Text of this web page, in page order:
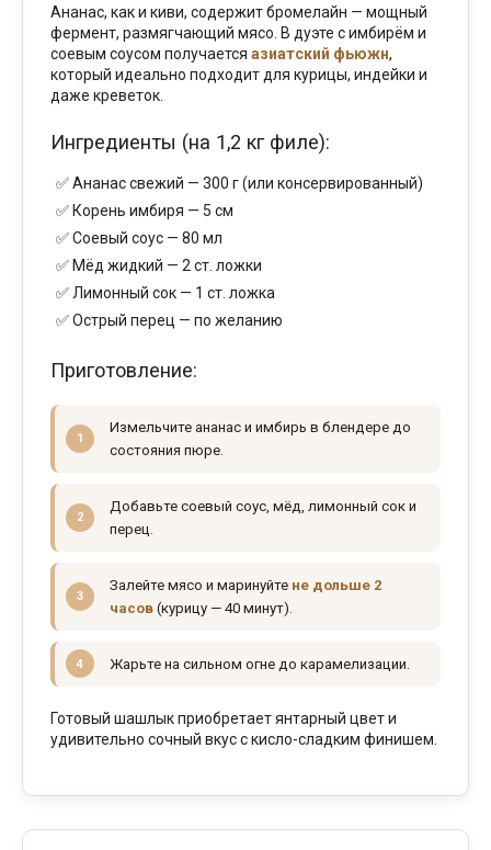
Ананас, как и киви, содержит бромелайн — мощный
фермент, размягчающий мясо. В дуэте с имбирём и
соевым соусом получается азиатский фьюжн,
который идеально подходит для курицы, индейки и
даже креветок.
Ингредиенты (на 1,2 кг филе):
Ананас свежий — 300 г (или консервированный)
Корень имбиря — 5 см
Соевый соус — 80 мл
Мёд жидкий — 2 ст. ложки
Лимонный сок — 1 ст. ложка
Острый перец — по желанию
Приготовление:
Измельчите ананас и имбирь в блендере до
состояния пюре.
Добавьте соевый соус, мёд, лимонный сок и
перец.
Залейте мясо и маринуйте не дольше 2
часов (курицу — 40 минут).
Жарьте на сильном огне до карамелизации.
Готовый шашлык приобретает янтарный цвет и
удивительно сочный вкус с кисло-сладким финишем.